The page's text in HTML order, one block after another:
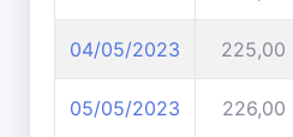
04/05/2023 225,00
05/05/2023 226,00